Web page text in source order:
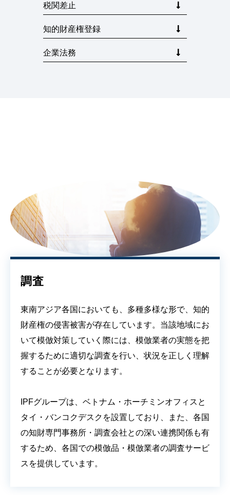
税関差止
知的財産権登録
企業法務
調査
東南アジア各国においても、多種多様な形で、知的
財産権の侵害被害が存在しています。当該地域にお
いて模倣対策していく際には、模倣業者の実態を把
握するために適切な調査を行い、状況を正しく理解
することが必要となります。
IPFグループは、ベトナム・ホーチミンオフィスと
タイ・バンコクデスクを設置しており、また、各国
の知財専門事務所・調査会社との深い連携関係も有
するため、各国での模倣品・模倣業者の調査サービ
スを提供しています。